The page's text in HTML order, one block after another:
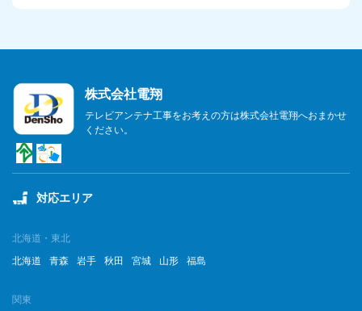
株式会社電翔
テレビアンテナ工事をお考えの方は株式会社電翔へおまかせ
ください。
対応エリア
北海道・東北
北海道
青森 岩手 秋田 宮城 山形 福島
関東